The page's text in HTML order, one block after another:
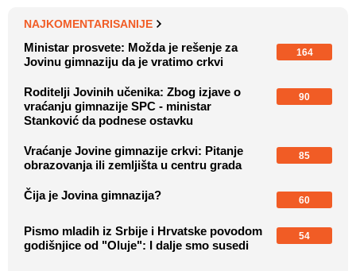
NAJKOMENTARISANIJE
Ministar prosvete: Možda je rešenje za
Jovinu gimnaziju da je vratimo crkvi
164
Roditelji Jovinih učenika: Zbog izjave o
vraćanju gimnazije SPC - ministar
Stanković da podnese ostavku
90
Vraćanje Jovine gimnazije crkvi: Pitanje
obrazovanja ili zemljišta u centru grada
85
Čija je Jovina gimnazija? 60
Pismo mladih iz Srbije i Hrvatske povodom
godišnjice od "Oluje": I dalje smo susedi
54